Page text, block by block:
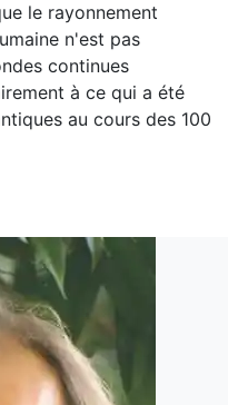
le rayonnement
n'est pas
continues
à ce qui a été
au cours des 100